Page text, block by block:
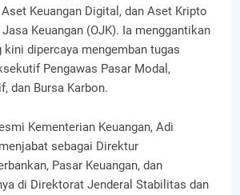
Keuangan Digital, dan Aset Kripto
Keuangan (OJK). Ia menggantikan
kini dipercaya mengemban tugas
Pengawas Pasar Modal,
dan Bursa Karbon.
Kementerian Keuangan, Adi
sebagai Direktur
Pasar Keuangan, dan
di Direktorat Jenderal Stabilitas dan